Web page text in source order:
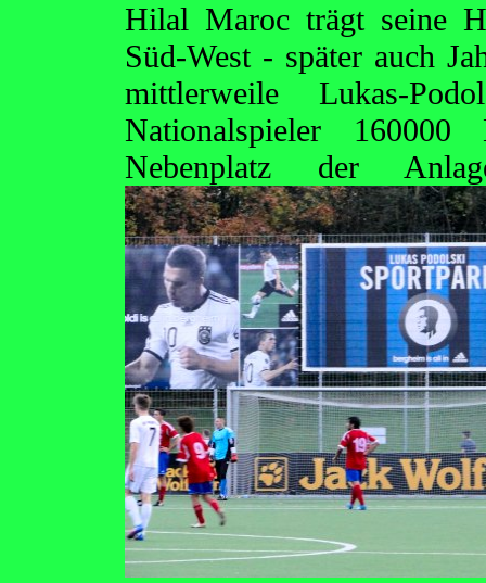
Hilal Maroc trägt seine
Süd-West - später auch
mittlerweile Lukas-
Nationalspieler
Nebenplatz der